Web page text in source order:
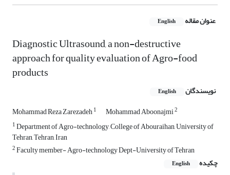
عنوان مقاله English
Diagnostic Ultrasound, a non-destructive
approach for quality evaluation of Agro-food
products
نویسندگان English
Mohammad Reza Zarezadeh1 Mohammad Aboonajmi2
1Department of Agro-technology, College of Abouraihan, University of
Tehran, Tehran, Iran
2Faculty member- Agro-technology Dept-University of Tehran
چکیده
English